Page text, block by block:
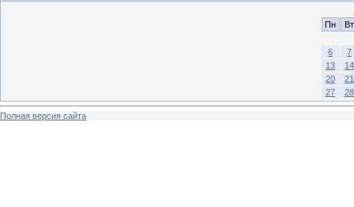
Пн
Вт
6
7
13
14
20
21
27
28
Полная версия сайта